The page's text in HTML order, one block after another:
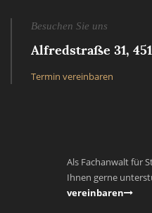
Besuchen Sie uns
Alfredstraße 31,
Termin vereinbaren
Als Fachanwalt für
Ihnen gerne
vereinbaren